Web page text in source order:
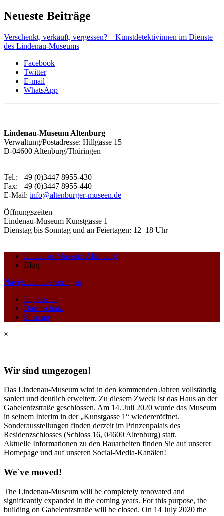
Neueste Beiträge
Verschenkt, verkauft, vergessen? – Kunstdetektivinnen im Dienste
des Lindenau-Museums
Facebook
Twitter
E-mail
WhatsApp
Lindenau-Museum Altenburg
Verwaltung/Postadresse: Hillgasse 15
D-04600 Altenburg/Thüringen
Tel.: +49 (0)3447 8955-430
Fax: +49 (0)3447 8955-440
E-Mail: info@altenburger-museen.de
Öffnungszeiten
Lindenau-Museum Kunstgasse 1
Dienstag bis Sonntag und an Feiertagen: 12–18 Uhr
Lindenau-Museum Altenburg
Blog
Navigation überspringen
Impressum
Datenschutz
Sitemap
×
Wir sind umgezogen!
Das Lindenau-Museum wird in den kommenden Jahren vollständig
saniert und deutlich erweitert. Zu diesem Zweck ist das Haus an der
Gabelentzstraße geschlossen. Am 14. Juli 2020 wurde das Museum
in seinem Interim in der „Kunstgasse 1“ wiedereröffnet.
Sonderausstellungen finden derzeit im Prinzenpalais des
Residenzschlosses (Schloss 16, 04600 Altenburg) statt.
Aktuelle Informationen zu den Bauarbeiten finden Sie auf unserer
Homepage und auf unseren Social-Media-Kanälen!
We´ve moved!
The Lindenau-Museum will be completely renovated and
significantly expanded in the coming years. For this purpose, the
building on Gabelentzstraße will be closed. On 14 July 2020 the